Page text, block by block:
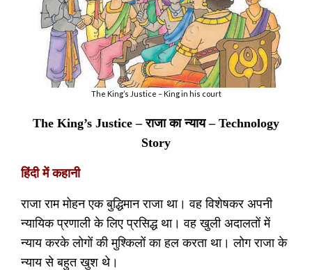
The King’s Justice – King in his court
The King’s Justice –राजा का न्याय– Technology
Story
हिंदी में कहानी
राजा राम मोहन एक बुद्धिमान राजा था। वह विशेषकर अपनी
न्यायिक प्रणाली के लिए प्रसिद्ध था। वह खुली अदालतों में
न्याय करके लोगों की मुश्किलों का हल करता था। लोग राजा के
न्याय से बहुत खुश थे।